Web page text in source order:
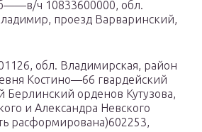
ч 10833600000, обл.
проезд Варваринский,
обл. Владимирская, район
Костино—66 гвардейский
Берлинский орденов Кутузова,
и Александра Невского
расформирована)602253,